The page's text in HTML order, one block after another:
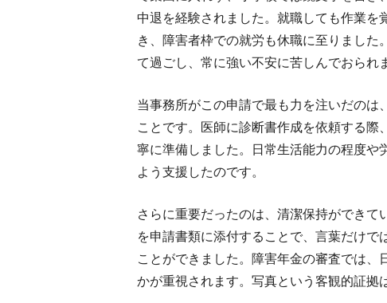
中退を経験されました。就職しても作業を
き、障害者枠での就労も休職に至りまし
て過ごし、常に強い不安に苦しんでおられ
当事務所がこの申請で最も力を注いだのは
ことです。医師に診断書作成を依頼する
寧に準備しました。日常生活能力の程度や
よう支援したのです。
さらに重要だったのは、清潔保持ができ
を申請書類に添付することで、言葉だけ
ことができました。障害年金の審査では
かが重視されます。写真という客観的証拠